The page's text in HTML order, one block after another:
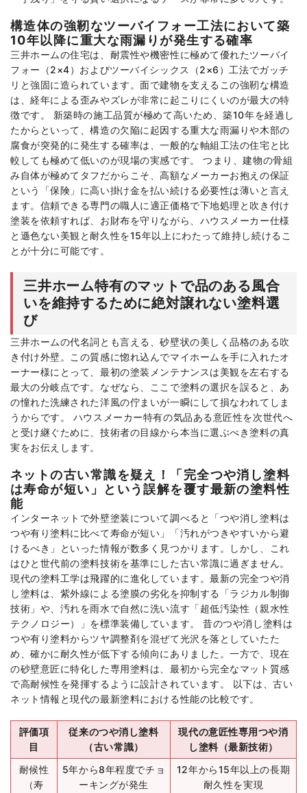
構造体の強靭なツーバイフォー工法において築
10年以降に重大な雨漏りが発生する確率
三井ホームの住宅は、耐震性や機密性に極めて優れたツーバイ
フォー（2×4）およびツーバイシックス（2×6）工法でガッチ
リと強固に造られています。面で建物を支えるこの強靭な構造
は、経年による歪みやズレが非常に起こりにくいのが最大の特
徴です。 新築時の施工品質が極めて高いため、築10年を経過し
たからといって、構造の欠陥に起因する重大な雨漏りや木部の
腐食が突発的に発生する確率は、一般的な軸組工法の住宅と比
較しても極めて低いのが現場の実感です。 つまり、建物の骨組
み自体が極めてタフだからこそ、高額なメーカーお抱えの保証
という「保険」に高い掛け金を払い続ける必要性は薄いと言え
ます。信頼できる専門の職人に適正価格で下地処理と吹き付け
塗装を依頼すれば、お財布を守りながら、ハウスメーカー仕様
と遜色ない美観と耐久性を15年以上にわたって維持し続けるこ
とが十分に可能です。
三井ホーム特有のマットで品のある風合
いを維持するために絶対譲れない塗料選
び
三井ホームの代名詞とも言える、砂壁状の美しく品格のある吹
き付け外壁。この質感に惚れ込んでマイホームを手に入れたオ
ーナー様にとって、最初の塗装メンテナンスは美観を左右する
最大の分岐点です。なぜなら、ここで塗料の選択を誤ると、あ
の憧れた洗練された洋風の佇まいが一瞬にして損なわれてしま
うからです。 ハウスメーカー特有の気品ある意匠性を次世代へ
と受け継ぐために、技術者の目線から本当に選ぶべき塗料の真
実をお伝えします。
ネットの古い常識を疑え！「完全つや消し塗料
は寿命が短い」という誤解を覆す最新の塗料性
能
インターネットで外壁塗装について調べると「つや消し塗料は
つや有り塗料に比べて寿命が短い」「汚れがつきやすいから避
けるべき」といった情報が数多く見つかります。しかし、これ
はひと世代前の塗料技術を基準にした古い常識に過ぎません。
現代の塗料工学は飛躍的に進化しています。最新の完全つや消
し塗料は、紫外線による塗膜の劣化を抑制する「ラジカル制御
技術」や、汚れを雨水で自然に洗い流す「超低汚染性（親水性
テクノロジー）」を標準装備しています。 昔のつや消し塗料は
つや有り塗料からツヤ調整剤を混ぜて光沢を落としていたた
め、確かに耐久性が低下する傾向にありました。一方で、現在
の砂壁意匠に特化した専用塗料は、最初から完全なマット質感
で高耐候性を発揮するように設計されています。 以下は、古い
ネット情報と現代の最新塗料における性能の比較です。
評価項
目
従来のつや消し塗料
（古い常識）
現代の意匠性専用つや消
し塗料（最新技術）
耐候性
（寿
5年から8年程度でチョ
ーキングが発生
12年から15年以上の長期
耐久性を実現